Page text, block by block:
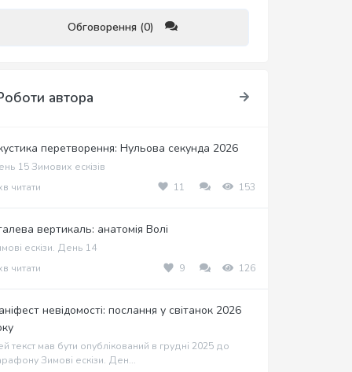
Обговорення (0)
автора
перетворення: Нульова секунда 2026
15 Зимових ескізів
читати
11 153
вертикаль: анатомія Волі
ескізи. День 14
читати
9 126
невідомості: послання у світанок 2026
текст мав бути опублікований в грудні 2025 до
Зимові ескізи. Ден...